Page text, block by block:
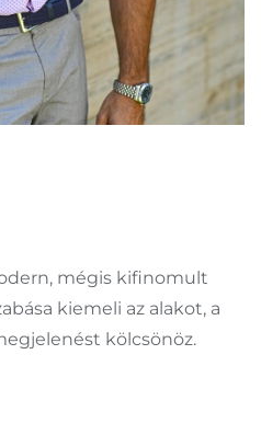
mégis kifinomult
kiemeli az alakot, a
kölcsönöz.